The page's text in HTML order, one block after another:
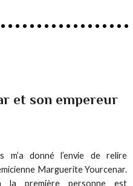
et son empereur
donné l’envie de relire
Marguerite Yourcenar.
première personne est